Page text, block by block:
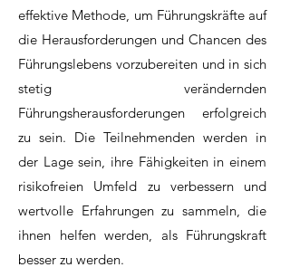
effektive Methode, um Führungskräfte auf
die Herausforderungen und Chancen des
Führungslebens vorzubereiten und in sich
stetig verändernden
Führungsherausforderungen erfolgreich
zu sein. Die Teilnehmenden werden in
der Lage sein, ihre Fähigkeiten in einem
risikofreien Umfeld zu verbessern und
wertvolle Erfahrungen zu sammeln, die
ihnen helfen werden, als Führungskraft
besser zu werden.